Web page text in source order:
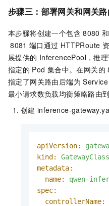
步骤三：部署网关和网关
本步骤将创建一个包含 8080 和
8081 端口通过 HTTPRoute
展提供的 InferencePool，推
指定的 Pod 集合中。在网关的
指定了网关路由后端为
最小请求数负载均衡策略路由
创建 inference-
apiVersion:
kind:
GatewayClass
metadata:
name:
qwen-
spec:
controllerName: